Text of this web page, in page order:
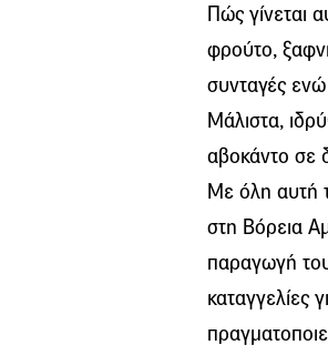
Πώς γίνεται
φρούτο,
συνταγές ενώ
Μάλιστα,
αβοκάντο σε
Με όλη αυτή
στη Βόρεια
παραγωγή
καταγγελίες